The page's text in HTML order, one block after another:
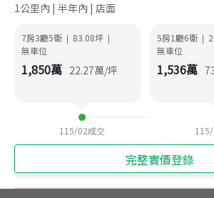
1公里內 | 半年內 | 店面
7房3廳5衛 | 83.08坪 |
無車位
1,850萬 22.27萬/坪
115/02成交
5房1廳6衛 |
無車位
1,536萬
115/
完整實價登錄